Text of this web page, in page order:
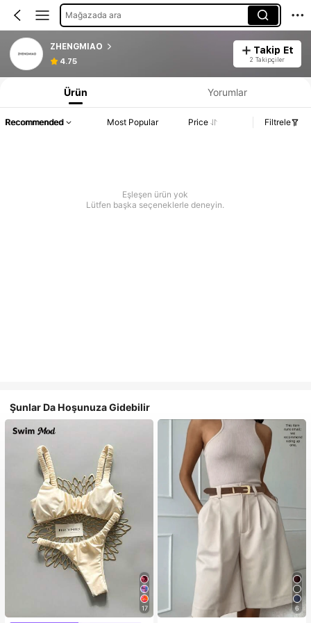
Mağazada ara
ZHENGMIAO
4.75
Takip Et
2 Takipçiler
Ürün Yorumlar
Recommended Most Popular Price Filtrele
Eşleşen ürün yok
Lütfen başka seçeneklerle deneyin.
Şunlar Da Hoşunuza Gidebilir
17 6